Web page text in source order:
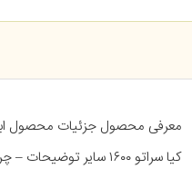
کیا سراتو ۱۶۰۰ سایر توضیحات – چرم […]